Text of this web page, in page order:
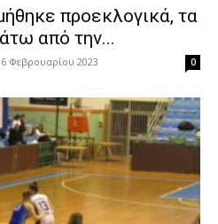
προεκλογικά, τα
από την...
Φεβρουαρίου 2023 0